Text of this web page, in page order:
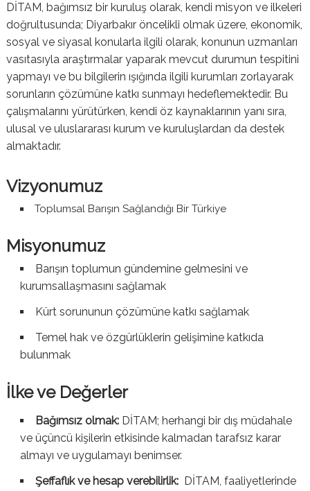
DİTAM, bağımsız bir kuruluş olarak, kendi misyon ve ilkeleri
doğrultusunda; Diyarbakır öncelikli olmak üzere, ekonomik,
sosyal ve siyasal konularla ilgili olarak, konunun uzmanları
vasıtasıyla araştırmalar yaparak mevcut durumun tespitini
yapmayı ve bu bilgilerin ışığında ilgili kurumları zorlayarak
sorunların çözümüne katkı sunmayı hedeflemektedir. Bu
çalışmalarını yürütürken, kendi öz kaynaklarının yanı sıra,
ulusal ve uluslararası kurum ve kuruluşlardan da destek
almaktadır.
Vizyonumuz
Toplumsal Barışın Sağlandığı Bir Türkiye
Misyonumuz
Barışın toplumun gündemine gelmesini ve
kurumsallaşmasını sağlamak
Kürt sorununun çözümüne katkı sağlamak
Temel hak ve özgürlüklerin gelişimine katkıda
bulunmak
İlke ve Değerler
Bağımsız olmak: DİTAM; herhangi bir dış müdahale
ve üçüncü kişilerin etkisinde kalmadan tarafsız karar
almayı ve uygulamayı benimser.
Şeffaflık ve hesap verebilirlik: DİTAM, faaliyetlerinde